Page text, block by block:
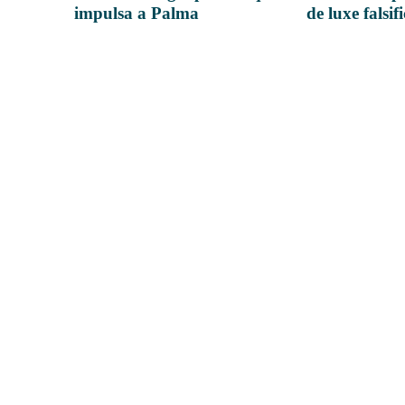
impulsa a Palma
de luxe